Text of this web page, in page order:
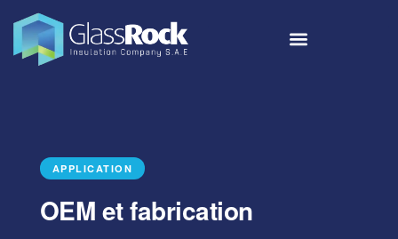
APPLICATION
OEM et fabrication